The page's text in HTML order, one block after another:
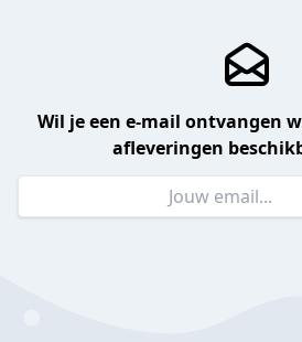
Wil je een e-mail ontvangen
afleveringen